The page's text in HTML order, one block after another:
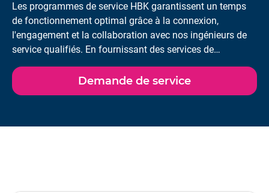
Les programmes de service HBK garantissent un temps
de fonctionnement optimal grâce à la connexion,
l'engagement et la collaboration avec nos ingénieurs de
service qualifiés. En fournissant des services de
calibration, d'installation, de maintenance et de réparation
à partir de nos laboratoires HBK accrédités et de nos
ingénieurs de service sur site, HBK permet le transfert de
Demande de service